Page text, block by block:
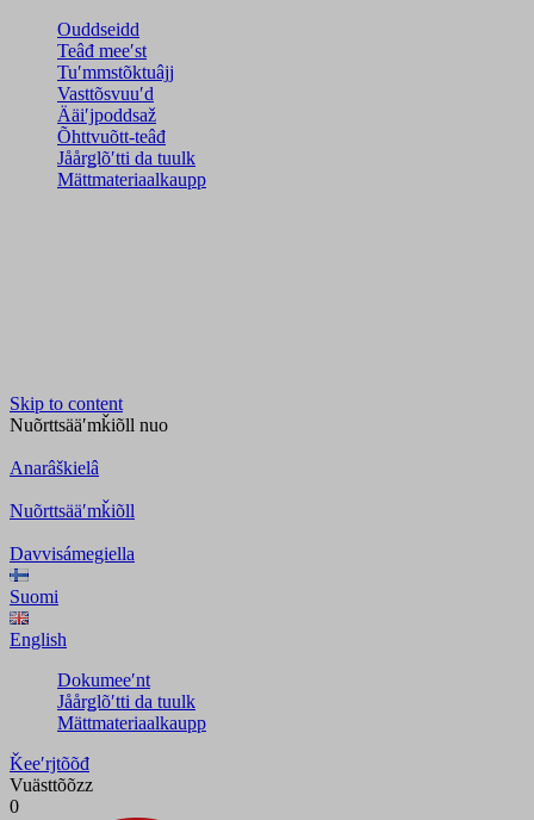
Ouddseidd
Teâđ meeʹst
Tuʹmmstõktuâjj
Vasttõsvuuʹd
Ääiʹjpoddsaž
Õhttvuõtt-teâđ
Jåårǥlõʹtti da tuulk
Mättmateriaalkaupp
Skip to content
Nuõrttsääʹmǩiõll nuo
Anarâškielâ
Nuõrttsääʹmǩiõll
Davvisámegiella
Suomi
English
Dokumeeʹnt
Jåårǥlõʹtti da tuulk
Mättmateriaalkaupp
Ǩeeʹrjtõõđ
Vuästtõõzz
0